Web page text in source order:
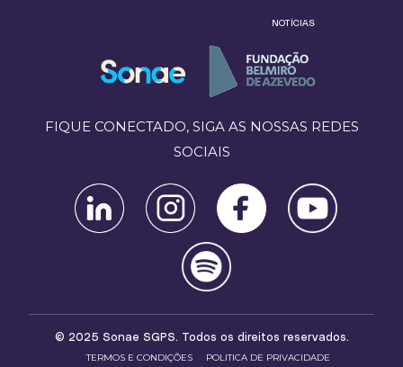
NOTÍCIAS
FIQUE CONECTADO, SIGA AS NOSSAS REDES
SOCIAIS
© 2025 Sonae SGPS. Todos os direitos reservados.
TERMOS E CONDIÇÕES
POLITICA DE PRIVACIDADE